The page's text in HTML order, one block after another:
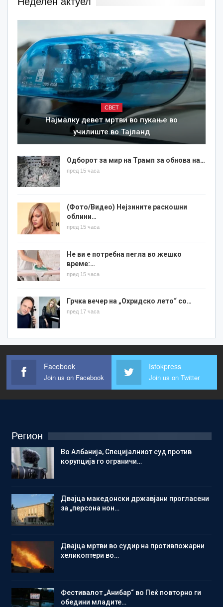
СВЕТ
Најмалку девет мртви во пукање во
училиште во Тајланд
Одборот за мир на Трамп за обнова на…
пред 15 часа
(Фото/Видео) Нејзините раскошни
облини…
пред 15 часа
Не ви е потребна пегла во жешко
време:…
пред 15 часа
Грчка вечер на „Охридско лето“ со…
пред 17 часа
Facebook
Join us on Facebook
Istokpress
Join us on Twitter
Регион
Во Албанија, Специјалниот суд против
корупција го ограничи…
Двајца македонски државјани прогласени
за „персона нон…
Двајца мртви во судир на противпожарни
хеликоптери во…
Фестивалот „Анибар“ во Пеќ повторно ги
обедини младите…